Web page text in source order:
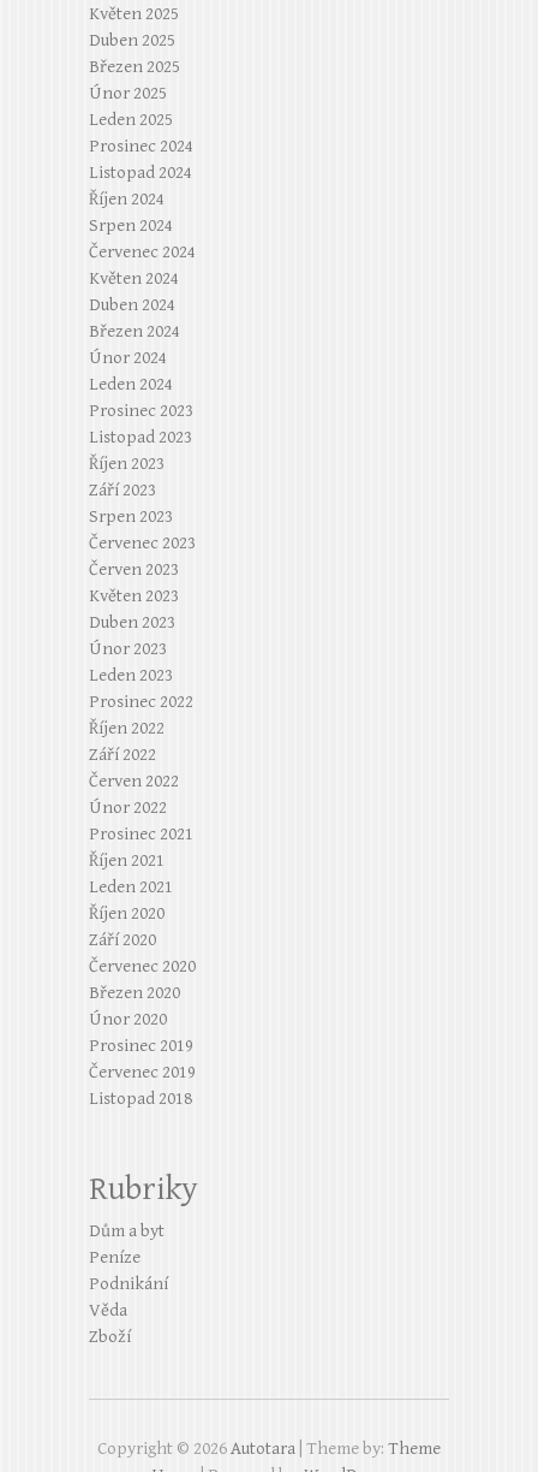
Květen 2025
Duben 2025
Březen 2025
Únor 2025
Leden 2025
Prosinec 2024
Listopad 2024
Říjen 2024
Srpen 2024
Červenec 2024
Květen 2024
Duben 2024
Březen 2024
Únor 2024
Leden 2024
Prosinec 2023
Listopad 2023
Říjen 2023
Září 2023
Srpen 2023
Červenec 2023
Červen 2023
Květen 2023
Duben 2023
Únor 2023
Leden 2023
Prosinec 2022
Říjen 2022
Září 2022
Červen 2022
Únor 2022
Prosinec 2021
Říjen 2021
Leden 2021
Říjen 2020
Září 2020
Červenec 2020
Březen 2020
Únor 2020
Prosinec 2019
Červenec 2019
Listopad 2018
Rubriky
Dům a byt
Peníze
Podnikání
Věda
Zboží
Copyright © 2026Autotara | Theme by: Theme